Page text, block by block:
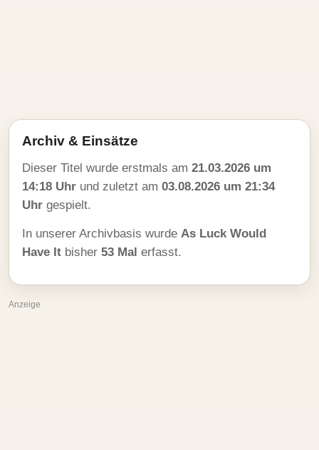
Archiv & Einsätze
Dieser Titel wurde erstmals am 21.03.2026 um
14:18 Uhr und zuletzt am 03.08.2026 um 21:34
Uhr gespielt.
In unserer Archivbasis wurde As Luck Would
Have It bisher 53 Mal erfasst.
Anzeige